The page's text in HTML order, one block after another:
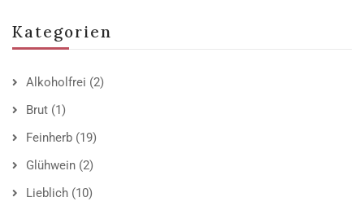
Kategorien
Alkoholfrei (2)
Brut (1)
Feinherb (19)
Glühwein (2)
Lieblich (10)